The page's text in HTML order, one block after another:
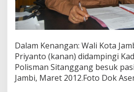
Dalam Kenangan: Wali Kota
Priyanto (kanan) didampingi
Polisman Sitanggang besuk
Jambi, Maret 2012.Foto Dok